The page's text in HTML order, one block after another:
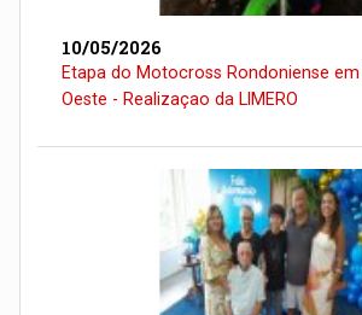
10/05/2026
Etapa do Motocross Rondoniense
Oeste - Realizaçao da LIMERO